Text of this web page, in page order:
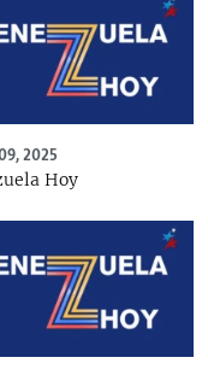
2025
Hoy